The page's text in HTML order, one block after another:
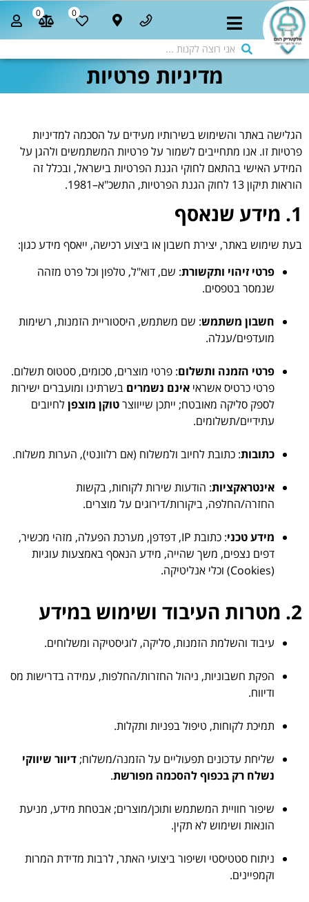
0
0
מדיניות פרטיות
הגלישה באתר והשימוש בשירותיו מעידים על הסכמה למדיניות
פרטיות זו. אנו מתחייבים לשמור על פרטיות המשתמשים ולהגן על
המידע האישי בהתאם לחוקי הגנת הפרטיות בישראל, ובכלל זה
הוראות תיקון 13 לחוק הגנת הפרטיות, התשכ"א–1981.
1. מידע שנאסף
בעת שימוש באתר, יצירת חשבון או ביצוע רכישה, ייאסף מידע כגון:
פרטי זיהוי ותקשורת: שם, דוא"ל, טלפון וכל פרט מזהה
שנמסר בטפסים.
חשבון משתמש: שם משתמש, היסטוריית הזמנות, רשימות
מועדפים/עגלה.
פרטי הזמנה ותשלום: פרטי מוצרים, סכומים, סטטוס תשלום.
פרטי כרטיס אשראי אינם נשמרים בשרתינו ומועברים ישירות
לספק סליקה מאובטח; ייתכן שייווצרטוקן מוצפןלחיובים
עתידיים/תשלומים.
כתובות: כתובת לחיוב ולמשלוח (אם רלוונטי), הערות משלוח.
אינטראקציות: הודעות שירות לקוחות, בקשות
החזרה/החלפה, ביקורות/דירוגים על מוצרים.
מידע טכני
: כתובת IP, דפדפן, מערכת הפעלה, מזהי מכשיר,
דפים נצפים, משך שהייה, מידע הנאסף באמצעות עוגיות
(Cookies) וכלי אנליטיקה.
2. מטרות העיבוד ושימוש במידע
עיבוד והשלמת הזמנות, סליקה, לוגיסטיקה ומשלוחים.
הפקת חשבוניות, ניהול החזרות/החלפות, עמידה בדרישות מס
ודיווח.
תמיכת לקוחות, טיפול בפניות ותקלות.
שליחת עדכונים תפעוליים על הזמנה/משלוח; דיוור שיווקי
נשלח רק בכפוף להסכמה מפורשת.
שיפור חוויית המשתמש ותוכן/מוצרים; אבטחת מידע, מניעת
הונאות ושימוש לא תקין.
ניתוח סטטיסטי ושיפור ביצועי האתר, לרבות מדידת המרות
וקמפיינים.